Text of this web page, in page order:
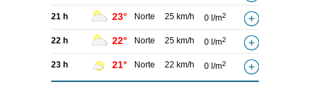
21 h 23° Norte 25 km/h 0 l/m2
22 h 22° Norte 25 km/h 0 l/m2
23 h 21° Norte 22 km/h 0 l/m2